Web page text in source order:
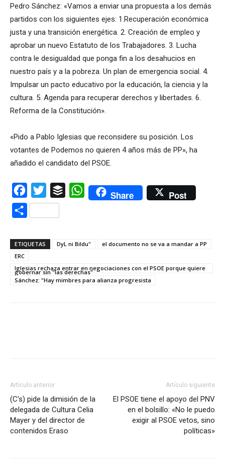
Pedro Sánchez: «Vamos a enviar una propuesta a los demás
partidos con los siguientes ejes: 1.Recuperación económica
justa y una transición energética. 2. Creación de empleo y
aprobar un nuevo Estatuto de los Trabajadores. 3. Lucha
contra le desigualdad que ponga fin a los desahucios en
nuestro país y a la pobreza. Un plan de emergencia social. 4.
Impulsar un pacto educativo por la educación, la ciencia y la
cultura. 5. Agenda para recuperar derechos y libertades. 6.
Reforma de la Constitución».
«Pido a Pablo Iglesias que reconsidere su posición. Los
votantes de Podemos no quieren 4 años más de PP», ha
añadido el candidato del PSOE.
Facebook
Twitter Buffer WhatsAppShare Post
Compartir
ETIQUETAS DyL ni Bildu"
el documento no se va a mandar a PP
ERC
Iglesias rechaza entrar en negociaciones con el PSOE porque quiere
gobernar sin "las derechas"
Sánchez: "Hay mimbres para alianza progresista
Artículo anterior
(C’s) pide la dimisión de la
delegada de Cultura Celia
Mayer y del director de
contenidos Eraso
Artículo siguiente
El PSOE tiene el apoyo del PNV
en el bolsillo: «No le puedo
exigir al PSOE vetos, sino
políticas»